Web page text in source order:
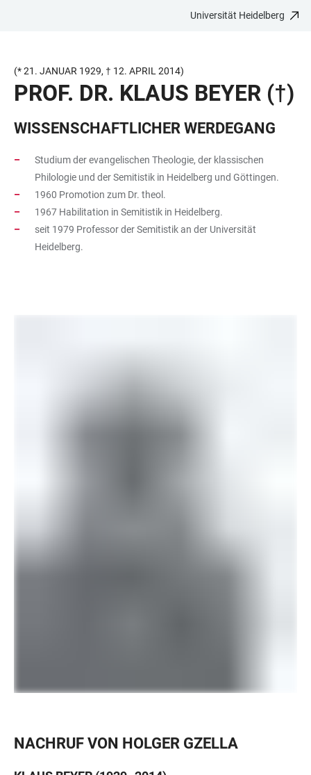
BARRIEREFREIHEIT
Universität Heidelberg
(* 21. JANUAR 1929, † 12. APRIL 2014)
PROF. DR. KLAUS BEYER (†)
WISSENSCHAFTLICHER WERDEGANG
Studium der evangelischen Theologie, der klassischen
Philologie und der Semitistik in Heidelberg und Göttingen.
1960 Promotion zum Dr. theol.
1967 Habilitation in Semitistik in Heidelberg.
seit 1979 Professor der Semitistik an der Universität
Heidelberg.
NACHRUF VON HOLGER GZELLA